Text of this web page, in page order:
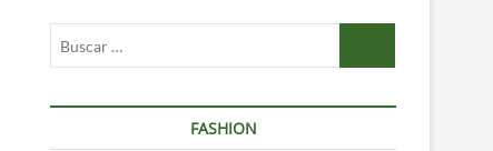
FASHION